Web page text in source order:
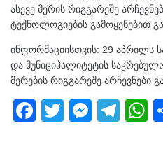
ასევე მერის რიგგარეშე
ტექნოლოგიების გამოყენებით
ინფორმაციისთვის: 29 აპრილს
და მუნიციპალიტეტის
მერების რიგგარეშე არჩევნები
F
T
M T